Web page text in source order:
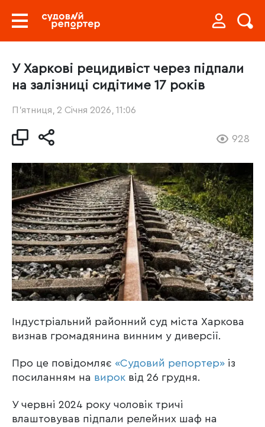
У Харкові рецидивіст через підпали
на залізниці сидітиме 17 років
П’ятниця, 2 Січня 2026, 11:06
928
Індустріальний районний суд міста Харкова
визнав громадянина винним у диверсії.
Про це повідомляє «Судовий репортер» із
посиланням на вирок від 26 грудня.
У червні 2024 року чоловік тричі
влаштовував підпали релейних шаф на